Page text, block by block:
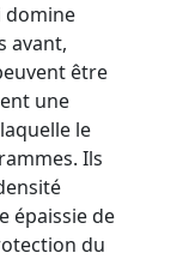
domine
avant,
être
une
le
Ils
épaissie de
du